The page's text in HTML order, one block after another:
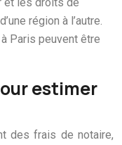
région à l’autre.
Paris peuvent être
estimer
des frais de notaire,